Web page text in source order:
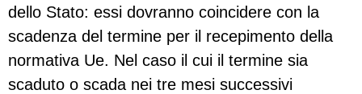
dello Stato: essi dovranno coincidere con la
scadenza del termine per il recepimento della
normativa Ue. Nel caso il cui il termine sia
scaduto o scada nei tre mesi successivi